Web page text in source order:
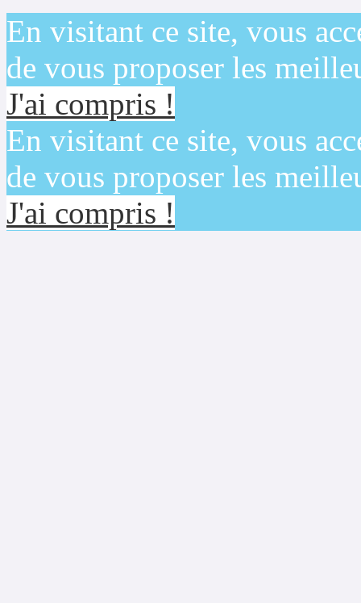
En visitant ce site, vous
de vous proposer les
J'ai compris !
En visitant ce site, vous
de vous proposer les
J'ai compris !